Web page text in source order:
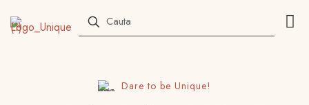
Dare to be Unique!